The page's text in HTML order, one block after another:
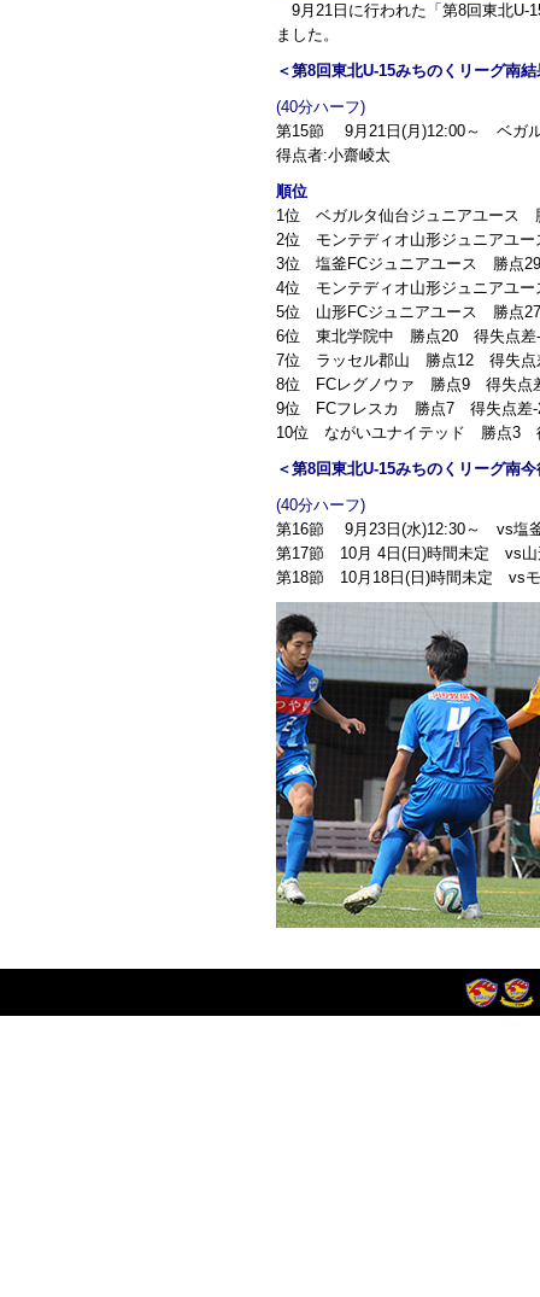
9月21日に行われた「第8回東北U-
ました。
＜第8回東北U-15みちのくリーグ南
(40分ハーフ)
第15節 9月21日(月)12:00～ ベガル
得点者:小齋崚太
順位
1位 ベガルタ仙台ジュニアユース
2位 モンテディオ山形ジュニアユ
3位 塩釜FCジュニアユース 勝点
4位 モンテディオ山形ジュニアユ
5位 山形FCジュニアユース 勝点
6位 東北学院中 勝点20 得失点差-
7位 ラッセル郡山 勝点12 得失点
8位 FCレグノウァ 勝点9 得失点
9位 FCフレスカ 勝点7 得失点差
10位 ながいユナイテッド 勝点3
＜第8回東北U-15みちのくリーグ南
(40分ハーフ)
第16節 9月23日(水)12:30～ vs塩釜
第17節 10月 4日(日)時間未定 vs山
第18節 10月18日(日)時間未定 vsモ